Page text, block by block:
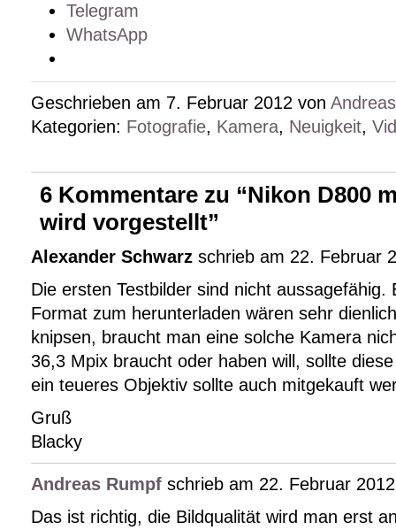
Telegram
WhatsApp
Geschrieben am 7. Februar 2012 von
Kategorien: Fotografie, Kamera, Neuigkeit,
6 Kommentare zu “Nikon D800
wird vorgestellt”
Alexander Schwarz schrieb am 22. Februar
Die ersten Testbilder sind nicht aussagefähig.
Format zum herunterladen wären sehr
knipsen, braucht man eine solche Kamera
36,3 Mpix braucht oder haben will, sollte
ein teueres Objektiv sollte auch mitgekauft
Gruß
Blacky
Andreas Rumpf schrieb am 22. Februar
Das ist richtig, die Bildqualität wird man erst